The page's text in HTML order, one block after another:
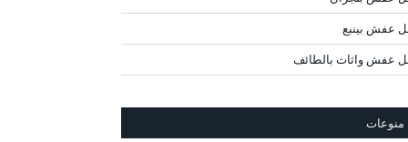
عفش بينبع
عفش واثاث بالطائف
منوعات